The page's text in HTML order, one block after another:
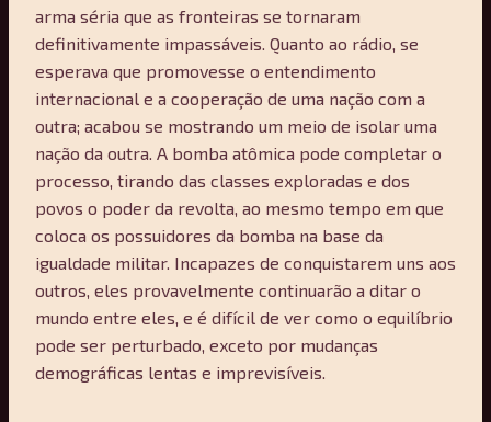
arma séria que as fronteiras se tornaram
definitivamente impassáveis. Quanto ao rádio, se
esperava que promovesse o entendimento
internacional e a cooperação de uma nação com a
outra; acabou se mostrando um meio de isolar uma
nação da outra. A bomba atômica pode completar o
processo, tirando das classes exploradas e dos
povos o poder da revolta, ao mesmo tempo em que
coloca os possuidores da bomba na base da
igualdade militar. Incapazes de conquistarem uns aos
outros, eles provavelmente continuarão a ditar o
mundo entre eles, e é difícil de ver como o equilíbrio
pode ser perturbado, exceto por mudanças
demográficas lentas e imprevisíveis.